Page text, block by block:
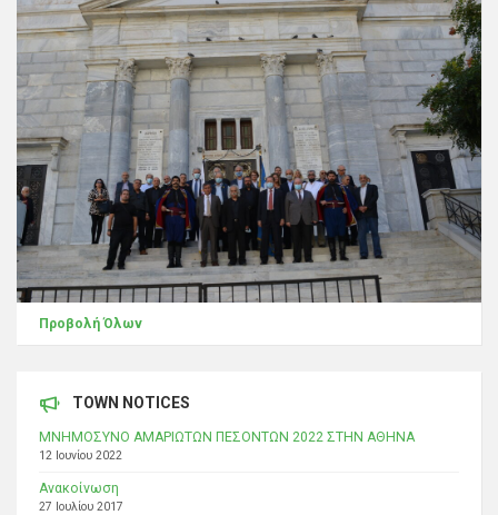
Προβολή Όλων
TOWN NOTICES
ΜΝΗΜΟΣΥΝΟ ΑΜΑΡΙΩΤΩΝ ΠΕΣΟΝΤΩΝ 2022 ΣΤΗΝ ΑΘΗΝΑ
12 Ιουνίου 2022
Ανακοίνωση
27 Ιουλίου 2017